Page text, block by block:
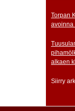
Torpan
avoinna
alkaen
Siirry